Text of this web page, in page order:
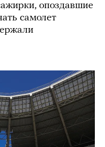
опоздавшие
самолет